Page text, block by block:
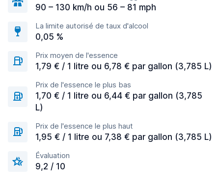
90 – 130 km/h ou 56 – 81 mph
La limite autorisé de taux d'alcool
0,05 %
Prix moyen de l'essence
1,79 € / 1 litre ou 6,78 € par gallon (3,785 L)
Prix de l'essence le plus bas
1,70 € / 1 litre ou 6,44 € par gallon (3,785
L)
Prix de l'essence le plus haut
1,95 € / 1 litre ou 7,38 € par gallon (3,785 L)
Évaluation
9,2 / 10